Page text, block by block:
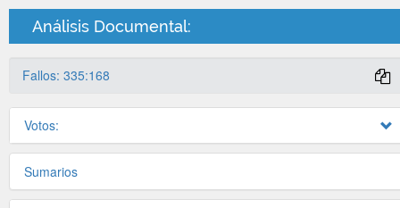
Análisis Documental:
Fallos: 335:168
Votos:
Sumarios